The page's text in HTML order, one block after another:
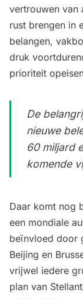
vertrouwen van
rust brengen in
belangen,
druk
prioriteit
De
nieuwe
60 miljard
komende
Daar komt nog
een mondiale
beïnvloed door
Beijing en
vrijwel iedere
plan van